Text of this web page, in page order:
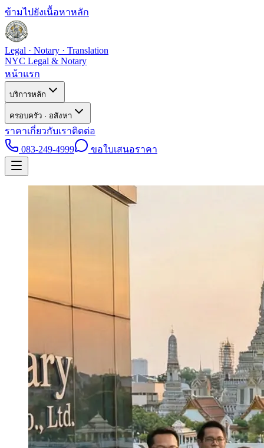
ข้ามไปยังเนื้อหาหลัก
Legal · Notary · Translation
NYC Legal & Notary
หน้าแรก
บริการหลัก
ครอบครัว · อสังหา
ราคาเกี่ยวกับเราติดต่อ
083-249-4999
ขอใบเสนอราคา